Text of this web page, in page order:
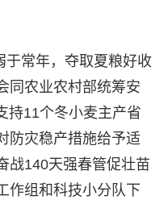
于常年，夺取夏粮好收
同农业农村部统筹安
持11个冬小麦主产省
防灾稳产措施给予适
战140天强春管促壮苗
作组和科技小分队下